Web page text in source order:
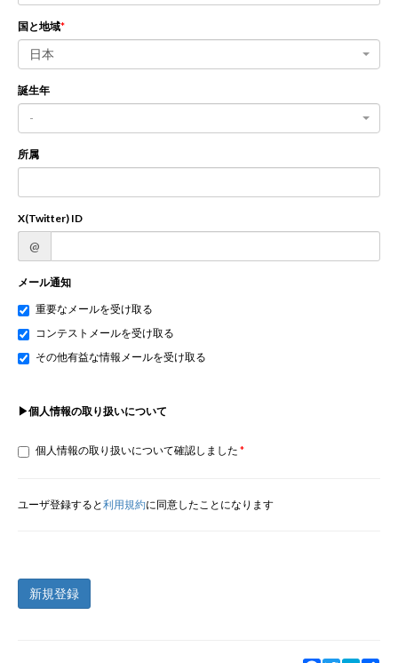
国と地域
日本
誕生年
-
所属
X(Twitter) ID
@
メール通知
重要なメールを受け取る
コンテストメールを受け取る
その他有益な情報メールを受け取る
▶個人情報の取り扱いについて
個人情報の取り扱いについて確認しました
ユーザ登録すると利用規約に同意したことになります
新規登録